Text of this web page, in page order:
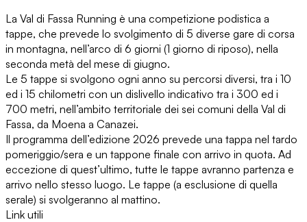
La Val di Fassa Running è una competizione podistica a
tappe, che prevede lo svolgimento di 5 diverse gare di corsa
in montagna, nell’arco di 6 giorni (1 giorno di riposo), nella
seconda metà del mese di giugno.
Le 5 tappe si svolgono ogni anno su percorsi diversi, tra i 10
ed i 15 chilometri con un dislivello indicativo tra i 300 ed i
700 metri, nell’ambito territoriale dei sei comuni della Val di
Fassa, da Moena a Canazei.
Il programma dell’edizione 2026 prevede una tappa nel tardo
pomeriggio/sera e un tappone finale con arrivo in quota. Ad
eccezione di quest’ultimo, tutte le tappe avranno partenza e
arrivo nello stesso luogo. Le tappe (a esclusione di quella
serale) si svolgeranno al mattino.
Link utili